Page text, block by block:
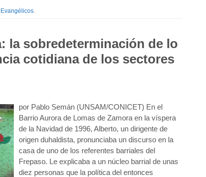
Evangélicos.
la sobredeterminación de lo
cotidiana de los sectores
por Pablo Semán (UNSAM/CONICET) En el
Barrio Aurora de Lomas de Zamora en la víspera
de la Navidad de 1996, Alberto, un dirigente de
origen duhaldista, pronunciaba un discurso en la
casa de uno de los referentes barriales del
Frepaso. Le explicaba a un núcleo barrial de unas
diez personas que la política del entonces